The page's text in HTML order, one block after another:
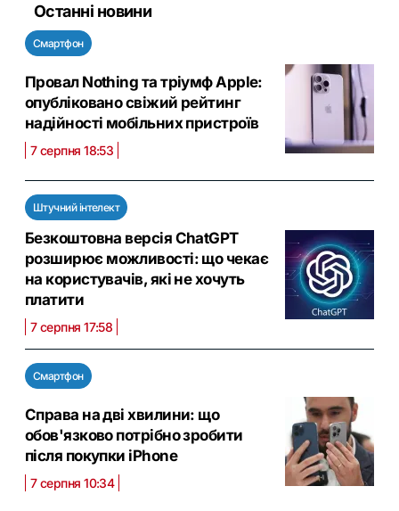
Останні новини
Смартфон
Провал Nothing та тріумф Apple:
опубліковано свіжий рейтинг
надійності мобільних пристроїв
7 серпня 18:53
Штучний інтелект
Безкоштовна версія ChatGPT
розширює можливості: що чекає
на користувачів, які не хочуть
платити
7 серпня 17:58
Смартфон
Справа на дві хвилини: що
обов'язково потрібно зробити
після покупки iPhone
7 серпня 10:34